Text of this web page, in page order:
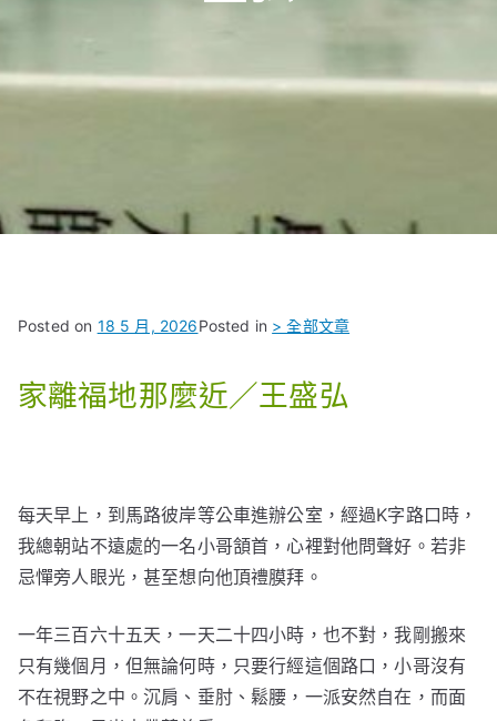
Posted on 18 5 月, 2026Posted in > 全部文章
家離福地那麼近／王盛弘
每天早上，到馬路彼岸等公車進辦公室，經過K字路口時，
我總朝站不遠處的一名小哥頷首，心裡對他問聲好。若非
忌憚旁人眼光，甚至想向他頂禮膜拜。
一年三百六十五天，一天二十四小時，也不對，我剛搬來
只有幾個月，但無論何時，只要行經這個路口，小哥沒有
不在視野之中。沉肩、垂肘、鬆腰，一派安然自在，而面